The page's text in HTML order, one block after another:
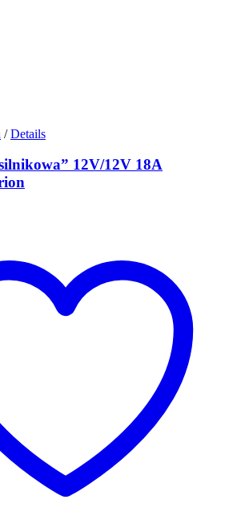
/ Details
12V/12V 18A